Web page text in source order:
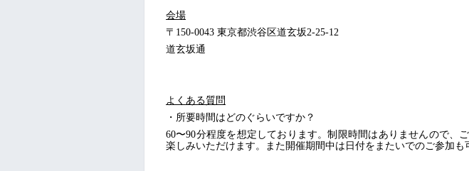
会場
〒150-0043 東京都渋谷区道玄坂2-25-12
道玄坂通
よくある質問
・所要時間はどのぐらいですか？
60〜90分程度を想定しております。制限時間はありませんので、
楽しみいただけます。また開催期間中は日付をまたいでのご参加も